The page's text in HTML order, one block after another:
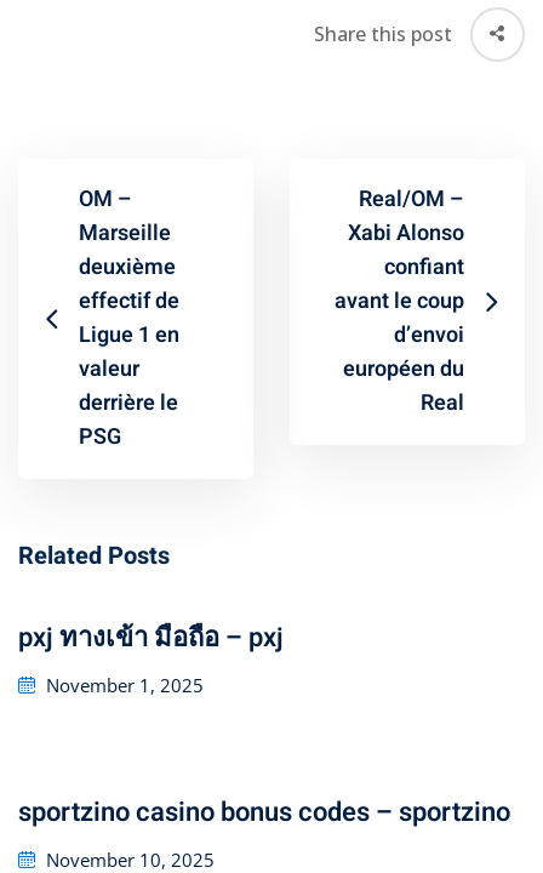
Share this post
OM –
Marseille
deuxième
effectif de
Ligue 1 en
valeur
derrière le
PSG
Real/OM –
Xabi Alonso
confiant
avant le coup
d’envoi
européen du
Real
Related Posts
pxj ทางเข้า มือถือ – pxj
Posted
November 1, 2025
sportzino casino bonus codes – sportzino
Posted
November 10, 2025